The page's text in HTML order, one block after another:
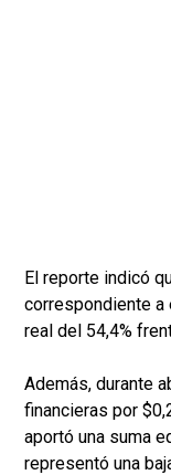
El reporte indicó
correspondiente a
real del 54,4%
Además, durante
financieras por
aportó una suma
representó una